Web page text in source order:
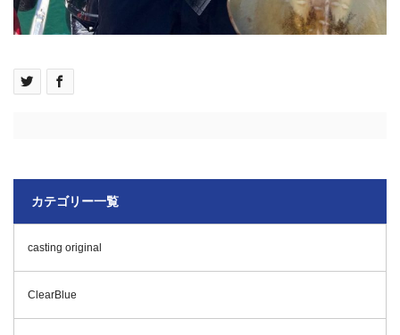
カテゴリー一覧
casting original
ClearBlue